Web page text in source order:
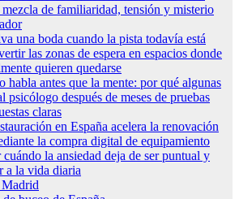
mezcla de familiaridad, tensión y misterio
una boda cuando la pista todavía está
las zonas de espera en espacios donde
quieren quedarse
habla antes que la mente: por qué algunas
psicólogo después de meses de pruebas
claras
en España acelera la renovación
la compra digital de equipamiento
la ansiedad deja de ser puntual y
a la vida diaria
Madrid